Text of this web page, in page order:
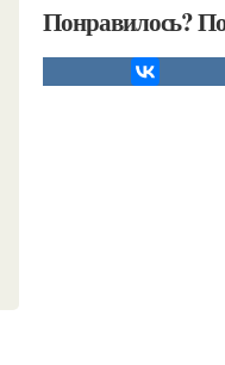
Понравилось?